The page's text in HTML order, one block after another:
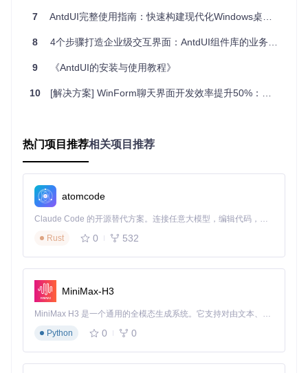
MsgList组件支持未读消息计数、头像状态标识和个性化样式
式，两者配合可快速实现企业级聊天界面。
设计数据密集型表格
系统等数据密集型界面。
实现高效数据迁移功能
在权限配置、资源分配等场景中，常常需要在两个数据集之间
通过左右面板布局和批量操作按钮，用户可以轻松完成项目的
选择与转移，组件自动处理选择状态和数量统计。
组件选型决策树：选择合适的界面元素
面对丰富的组件库，如何快速选择适合当前场景的组件？以下
7 AntdUI完整使用指南：快速构建现代化Windows桌面应用
8 4个步骤打造企业级交互界面：AntdUI组件库的业务价值实现
9 《AntdUI的安装与使用教程》
10 [解决方案] WinForm聊天界面开发效率提升50%：从痛点到落地的完整指南
热门项目推荐相关项目推荐
atomcode
Claude Code 的开源替代方案。连接任意大模型，编辑代码，运行命令，自动验证 — 全自动执行。用 Rust 构建，极致性能。 ｜ An open-source alternative to Claude Code. Connect any LLM, edit code, run commands, and verify changes — autonomously. Built in Rust for speed. Get Started
Rust
0 532
MiniMax-H3
MiniMax H3 是一个通用的全模态生成系统。它支持对由文本、图像、视频和音频组成的多模态上下文进行统一理解，并能生成分辨率高达 2K、时长可达 15 秒的带原生立体声音频的视频。得益于面向任务泛化的系统设计，H3 在预训练阶段就已具备广泛的多模态上下文理解与生成能力，能够出色地执行复杂的多模态指令。
Python
0 0